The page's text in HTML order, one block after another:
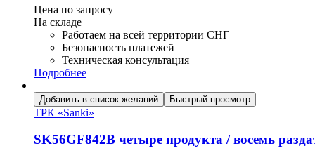
Цена по запросу
На складе
Работаем на всей территории СНГ
Безопасность платежей
Техническая консультация
Подробнее
Добавить в список желаний Быстрый просмотр
ТРК «Sanki»
SK56GF842B четыре продукта / восемь